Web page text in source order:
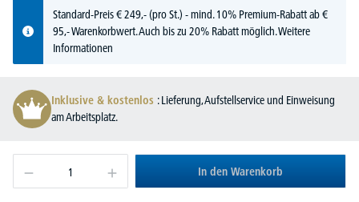
Standard-Preis€249,-(pro St.) - mind. 10% Premium-Rabatt ab €
95,- Warenkorbwert. Auch bis zu 20% Rabatt möglich.Weitere
Informationen
Inklusive & kostenlos : Lieferung, Aufstellservice und Einweisung
am Arbeitsplatz.
In den Warenkorb